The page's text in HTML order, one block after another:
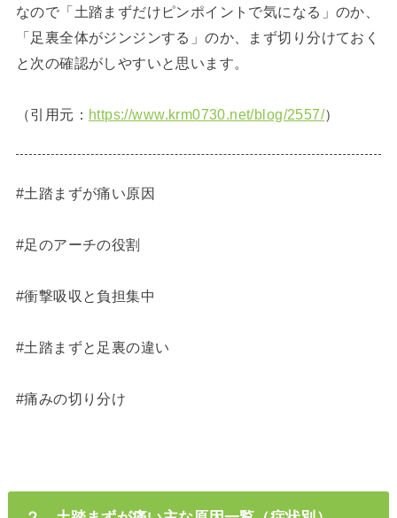
なので「土踏まずだけピンポイントで気になる」のか、
「足裏全体がジンジンする」のか、まず切り分けておく
と次の確認がしやすいと思います。
（引用元： https://www.krm0730.net/blog/2557/）
#土踏まずが痛い原因
#足のアーチの役割
#衝撃吸収と負担集中
#土踏まずと足裏の違い
#痛みの切り分け